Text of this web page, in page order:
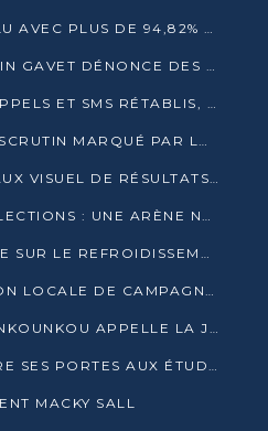
SASSOU N’GUESSO RÉÉLU AVEC PLUS DE 94,82% DES VOIX
PRÉSIDENTIELLE : DESTIN GAVET DÉNONCE DES IRRÉGULARITÉS ET REVENDIQUE LA VICTOIRE
PRÉSIDENTIELLE : LES APPELS ET SMS RÉTABLIS, INTERNET RESTE BLOQUÉ
PRÉSIDENTIELLE A : UN SCRUTIN MARQUÉ PAR LA COUPURE D’INTERNET ET UNE AFFLUENCE TIMIDE À BRAZZAVILLE
PRÉSIDENTIELLE : UN FAUX VISUEL DE RÉSULTATS CIRCULE
RÉSEAUX SOCIAUX ET ÉLECTIONS : UNE ARÈNE NUMÉRIQUE EN PLEINE MUTATION AU CONGO
À FREETOWN, MEER MISE SUR LE REFROIDISSEMENT PASSIF FACE À LA CHALEUR EXTRÊME
BOUEMBA : LA DIRECTION LOCALE DE CAMPAGNE DE DENIS SASSOU N’GUESSO MULTIPLIE LES ACTIVITÉS DE MOBILISATION
ROCH BREDIN BISSALA NKOUNKOU APPELLE LA JEUNESSE DE GOMA TSÉ-TSÉ À UN VOTE MASSIF POUR DENIS SASSOU NGUESSO
CONGO TERMINAL OUVRE SES PORTES AUX ÉTUDIANTS EN TRANSPORT ET LOGISTIQUE
MACKY SALL